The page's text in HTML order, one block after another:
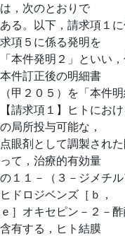
は，次のとおりで
ある。以下，請求項１
求項５に係る発明を
「本件発明２」といい
本件訂正後の明細書
（甲２０５）を「本件
【請求項１】ヒトにお
の局所投与可能な，
点眼剤として調製され
って，治療的有効量
の１１－（３－ジメチ
ヒドロジベンズ［ｂ，
ｅ］オキセピン－２－
含有する，ヒト結膜